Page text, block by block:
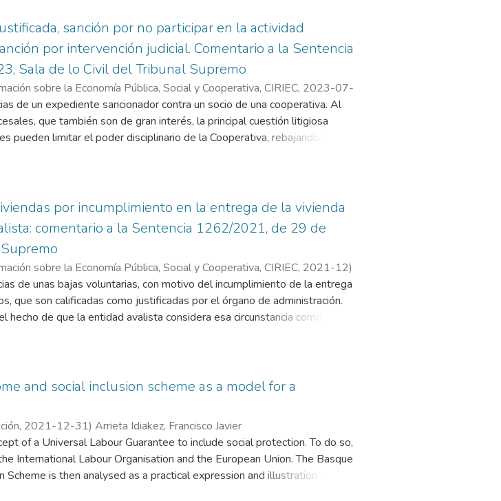
que dan lugar a calificar las bajas como justificadas o
económicos de las bajas; y un análisis de las situaciones de aquellos
pueden dar lugar a las prestaciones por desempleo o por cese
de capitalizar dichas prestaciones como medida para ayudar a
de los socios.
sanción por no participar en la actividad
por intervención judicial. Comentario a la Sentencia
Sala de lo Civil del Tribunal Supremo
sobre la Economía Pública, Social y Cooperativa, CIRIEC, 2023-07-
de un expediente sancionador contra un socio de una cooperativa. Al
que también son de gran interés, la principal cuestión litigiosa
pueden limitar el poder disciplinario de la Cooperativa, rebajando la
resulta de gran interés por dos motivos. Por una parte, porque
los hechos, los resultados de las pruebas practicadas y los
distintas instituciones jurídicas propias del Derecho cooperativo, como
social y la denominada «solidaridad cooperativa».
por incumplimiento en la entrega de la vivienda
comentario a la Sentencia 1262/2021, de 29 de
sobre la Economía Pública, Social y Cooperativa, CIRIEC, 2021-12)
de unas bajas voluntarias, con motivo del incumplimiento de la entrega
que son calificadas como justificadas por el órgano de administración.
de que la entidad avalista considera esa circunstancia como mutuo
cantidades aportadas por los socios a la cooperativa. Por el contrario,
and social inclusion scheme as a model for a
, 2021-12-31) Arrieta Idiakez, Francisco Javier
of a Universal Labour Guarantee to include social protection. To do so,
International Labour Organisation and the European Union. The Basque
Scheme is then analysed as a practical expression and illustration of the